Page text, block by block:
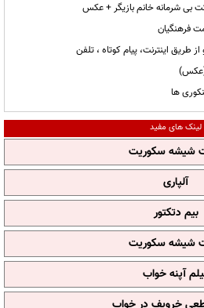
بی شرمانه خانم بازیگر + عکس
طریق اینترنت، پیام کوتاه ، تلفن
(عکس)
ها
لینک های مفید
شیشه سکوریت
آلپاری
بیم دتکتور
شیشه سکوریت
آپنه خواب